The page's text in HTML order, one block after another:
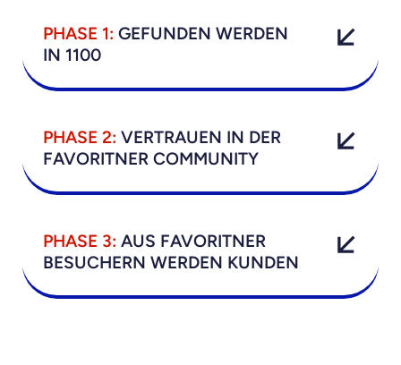
PHASE 1: GEFUNDEN WERDEN
IN 1100
PHASE 2: VERTRAUEN IN DER
FAVORITNER COMMUNITY
PHASE 3: AUS FAVORITNER
BESUCHERN WERDEN KUNDEN